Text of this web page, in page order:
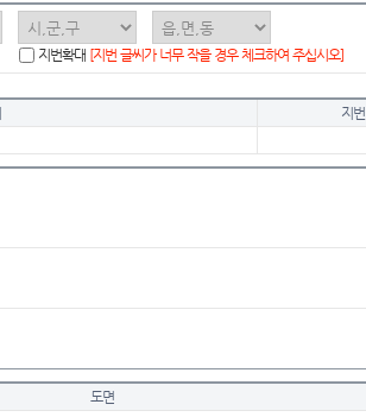
지번확대 [지번 글씨가 너무 작을 경우 체크하여 주십시오]
지번
도면